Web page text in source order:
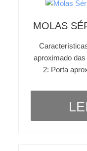
MOLAS
aproximado
2: Porta